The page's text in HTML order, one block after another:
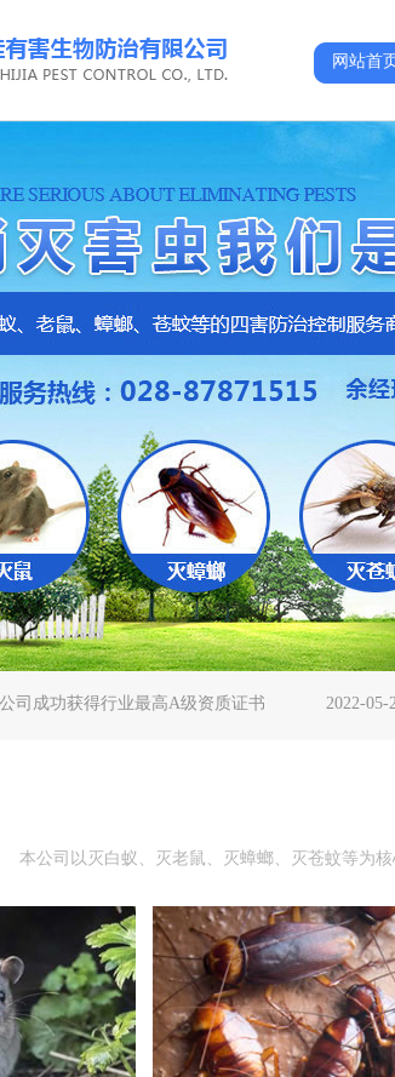
网站首
司成功获得行业最高A级资质证书
2022-05-
生物防治教您如何使用捕蟑器
2022-11-01
害生物防治教您如何使用捕蟑器
2022-11-01
团队建设欢乐草原行
2022-08-17
力强，专业成都灭鼠公司也能轻松解决!
本公司以灭白蚁、灭老鼠、灭蟑螂、灭苍蚊等为